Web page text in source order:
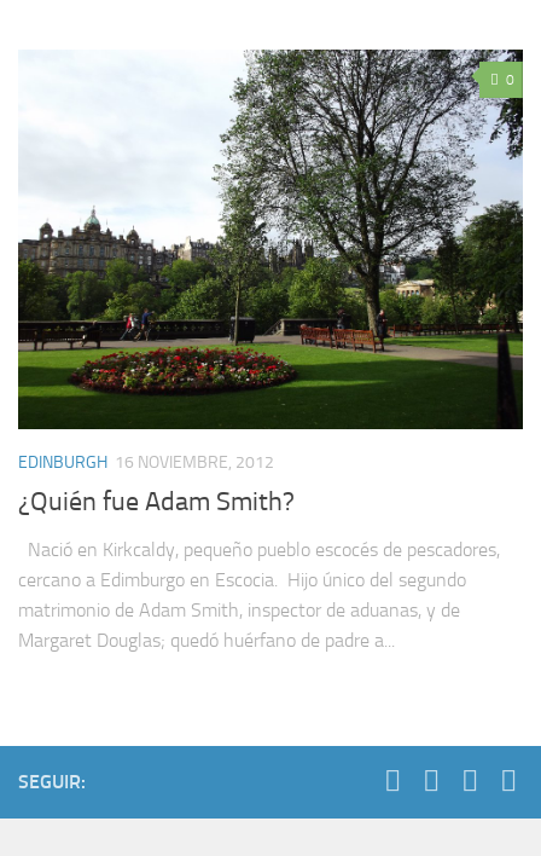
0
EDINBURGH 16 NOVIEMBRE, 2012
¿Quién fue Adam Smith?
Nació en Kirkcaldy, pequeño pueblo escocés de pescadores,
cercano a Edimburgo en Escocia. Hijo único del segundo
matrimonio de Adam Smith, inspector de aduanas, y de
Margaret Douglas; quedó huérfano de padre a...
SEGUIR: